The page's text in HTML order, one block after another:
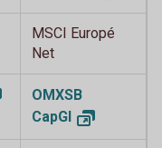
MSCI Europé
Net
OMXSB
CapGI